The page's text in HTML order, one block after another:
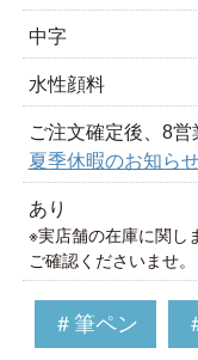
中字
水性顔料
ご注文確定後、8営
夏季休暇のお知ら
あり
※実店舗の在庫に関し
ご確認くださいませ。
＃筆ペン